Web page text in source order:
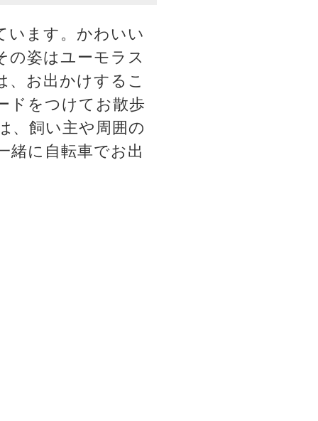
います。かわいい
の姿はユーモラス
、お出かけするこ
ドをつけてお散歩
、飼い主や周囲の
緒に自転車でお出